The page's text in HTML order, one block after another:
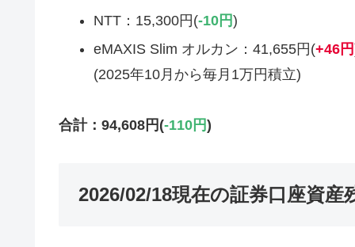
NTT：15,300円(-10円)
eMAXIS Slim オルカン：41,655円(+46円
(2025年10月から毎月1万円積立)
合計：94,608円 (-110 円)
2026/02/18現在の証券口座資産